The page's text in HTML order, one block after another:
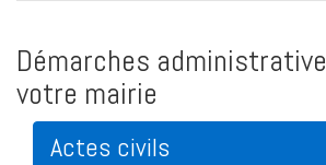
Démarches
votre mairie
Actes civils